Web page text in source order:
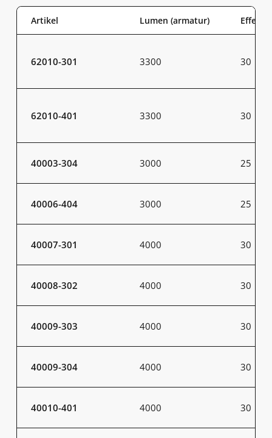
Artikel Lumen (armatur) Effekt
62010-301 3300 30
62010-401 3300 30
40003-304 3000 25
40006-404 3000 25
40007-301 4000 30
40008-302 4000 30
40009-303 4000 30
40009-304 4000 30
40010-401 4000 30